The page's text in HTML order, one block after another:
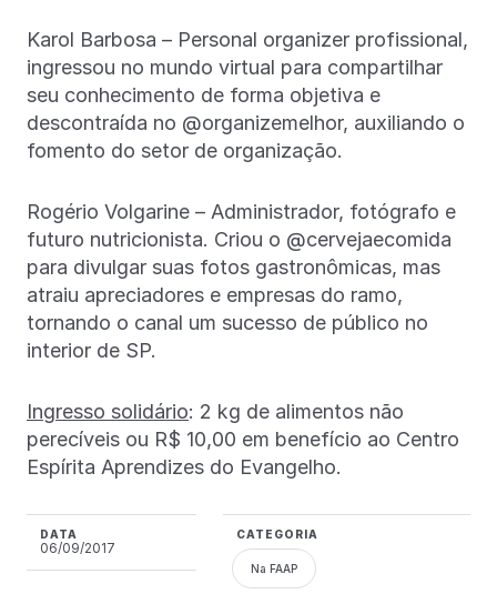
Karol Barbosa – Personal organizer profissional,
ingressou no mundo virtual para compartilhar
seu conhecimento de forma objetiva e
descontraída no @organizemelhor, auxiliando o
fomento do setor de organização.
Rogério Volgarine – Administrador, fotógrafo e
futuro nutricionista. Criou o @cervejaecomida
para divulgar suas fotos gastronômicas, mas
atraiu apreciadores e empresas do ramo,
tornando o canal um sucesso de público no
interior de SP.
Ingresso solidário: 2 kg de alimentos não
perecíveis ou R$ 10,00 em benefício ao Centro
Espírita Aprendizes do Evangelho.
DATA
06/09/2017
CATEGORIA
Na FAAP